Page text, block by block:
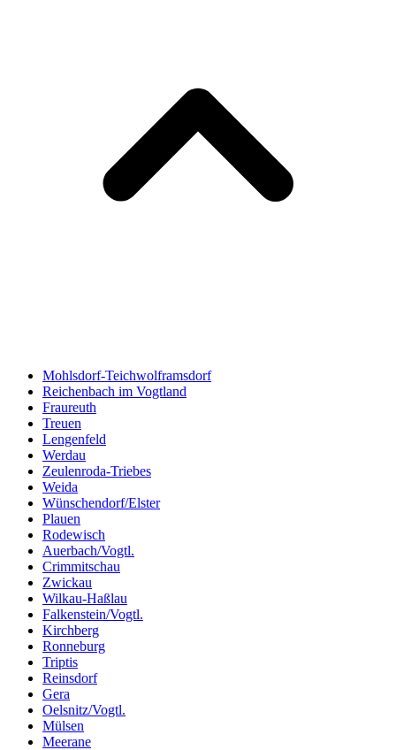
Mohlsdorf-Teichwolframsdorf
Reichenbach im Vogtland
Fraureuth
Treuen
Lengenfeld
Werdau
Zeulenroda-Triebes
Weida
Wünschendorf/Elster
Plauen
Rodewisch
Auerbach/Vogtl.
Crimmitschau
Zwickau
Wilkau-Haßlau
Falkenstein/Vogtl.
Kirchberg
Ronneburg
Triptis
Reinsdorf
Gera
Oelsnitz/Vogtl.
Mülsen
Meerane